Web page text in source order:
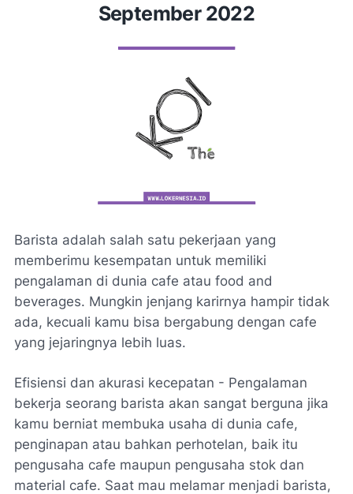
September 2022
Barista adalah salah satu pekerjaan yang
memberimu kesempatan untuk memiliki
pengalaman di dunia cafe atau food and
beverages. Mungkin jenjang karirnya hampir tidak
ada, kecuali kamu bisa bergabung dengan cafe
yang jejaringnya lebih luas.
Efisiensi dan akurasi kecepatan - Pengalaman
bekerja seorang barista akan sangat berguna jika
kamu berniat membuka usaha di dunia cafe,
penginapan atau bahkan perhotelan, baik itu
pengusaha cafe maupun pengusaha stok dan
material cafe. Saat mau melamar menjadi barista,